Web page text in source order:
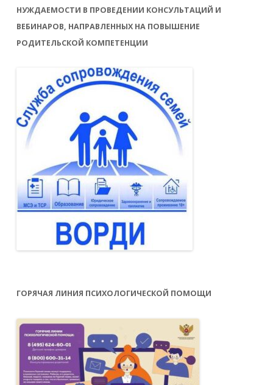
НУЖДАЕМОСТИ В ПРОВЕДЕНИИ КОНСУЛЬТАЦИЙ И
ВЕБИНАРОВ, НАПРАВЛЕННЫХ НА ПОВЫШЕНИЕ
РОДИТЕЛЬСКОЙ КОМПЕТЕНЦИИ
ГОРЯЧАЯ ЛИНИЯ ПСИХОЛОГИЧЕСКОЙ ПОМОЩИ